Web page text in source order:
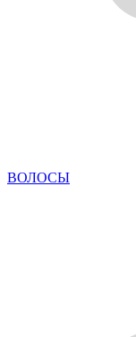
ВОЛОСЫ